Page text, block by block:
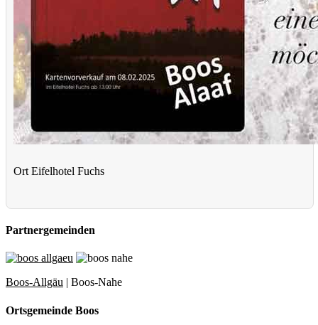
Ort Eifelhotel Fuchs
Partnergemeinden
Boos-Allgäu | Boos-Nahe
Ortsgemeinde Boos